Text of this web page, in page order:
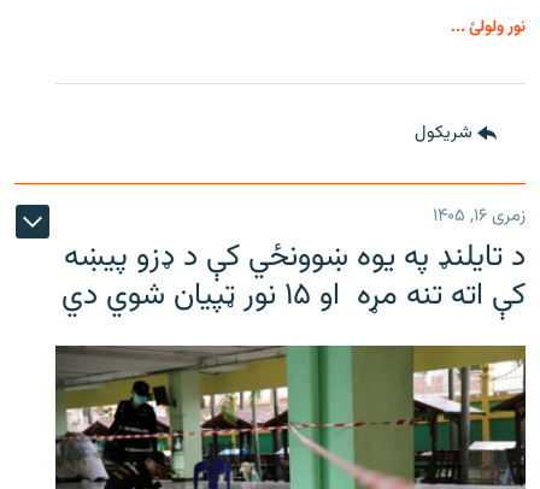
نور ولولئ ...
شريکول
زمری ۱۶, ۱۴۰۵
د تایلنډ په یوه ښوونځي کې د ډزو پیښه
کې اته تنه مړه او ۱۵ نور ټپیان شوي دي